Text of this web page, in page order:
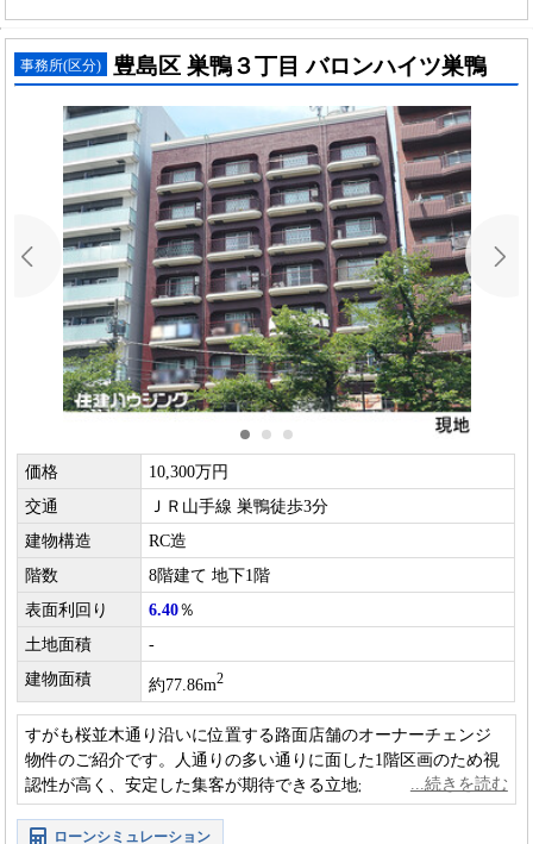
事務所(区分) 豊島区 巣鴨３丁目 バロンハイツ巣鴨
価格
10,300万円
交通
ＪＲ山手線 巣鴨徒歩3分
建物構造
RC造
階数
8階建て 地下1階
表面利回り
6.40％
土地面積
-
建物面積
約77.86m2
すがも桜並木通り沿いに位置する路面店舗のオーナーチェンジ
物件のご紹介です。人通りの多い通りに面した1階区画のため視
認性が高く、安定した集客が期待できる立地が魅力です。
ローンシミュレーション